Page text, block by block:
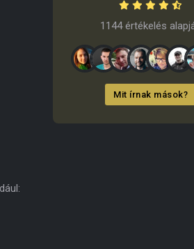
1144 értékelés
Mit írnak mások?